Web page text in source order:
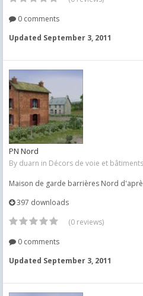
0 comments
Updated September 3, 2011
PN Nord
By duarn in Décors de voie et
Maison de garde barrières Nord
397 downloads
(0 reviews)
0 comments
Updated September 3, 2011